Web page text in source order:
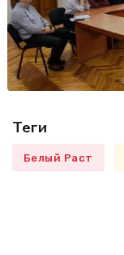
Теги
Белый Раст